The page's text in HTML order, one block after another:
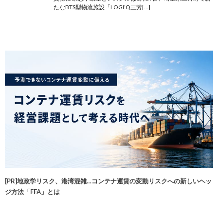
たなBTS型物流施設「LOGI’Q三芳[…]
[PR]地政学リスク、港湾混雑…コンテナ運賃の変動リスクへの新しいヘッ
ジ方法「FFA」とは